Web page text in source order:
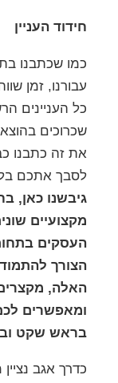
חידוד העניין
כמו שכתבנו
עבורנו, זמן
כל העניינים
שכרוכים
את זה כתבנו
לסבך אתכם
גיבשנו כאן,
מקצועיים
העסקים
הצורך
האלה,
ומאפשרים
בראש שקט
כדרך אגב